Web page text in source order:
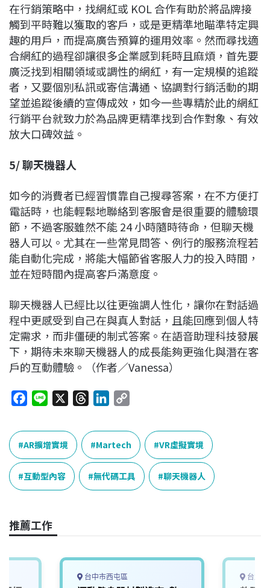
在行銷策略中，找網紅或 KOL 合作有助於將品牌接
觸到平時難以獲取的客戶，或是更精準地瞄準特定興
趣的用戶，而提高廣告預算的運用效率。然而尋找適
合網紅的過程卻讓很多企業感到耗時且麻煩，首先要
廣泛找到相關領域或調性的網紅，有一定規模的追蹤
者，又要個別私訊或寄信溝通、協調對行銷活動的期
望並追蹤後續的宣傳成效，如今一些專精於此的網紅
行銷平台就致力於為品牌更精準找到合作對象、有效
放大口碑效益。
5/聊天機器人
如今的消費者已經習慣靠自己搜尋答案，在不方便打
電話時，也能輕鬆地聯絡到客服會是很重要的體驗環
節，不過客服雖然不能 24 小時隨時待命，但聊天機
器人可以。尤其在一些常見問答、例行的服務流程若
能自動化完成，將能大幅節省客服人力的投入時間，
並在短時間內提高客戶滿意度。
聊天機器人已經比以往更強調人性化，讓你在對話過
程中更感受到自己在與真人對話，且能回應到個人特
定需求，而非僵硬的制式答案。在語音助理科技發展
下，期待未來聊天機器人的成長能夠更強化與潛在客
戶的互動體驗。（作者／Vanessa）
c
e
b
o
o
n
e
r
e
a
d
s
n
k
e
d
I
p
y
L
i
n
AR擴增實境 Martech VR虛擬實境
互動型內容 無代碼工具 聊天機器人
推薦工作
台中市西屯區 台北